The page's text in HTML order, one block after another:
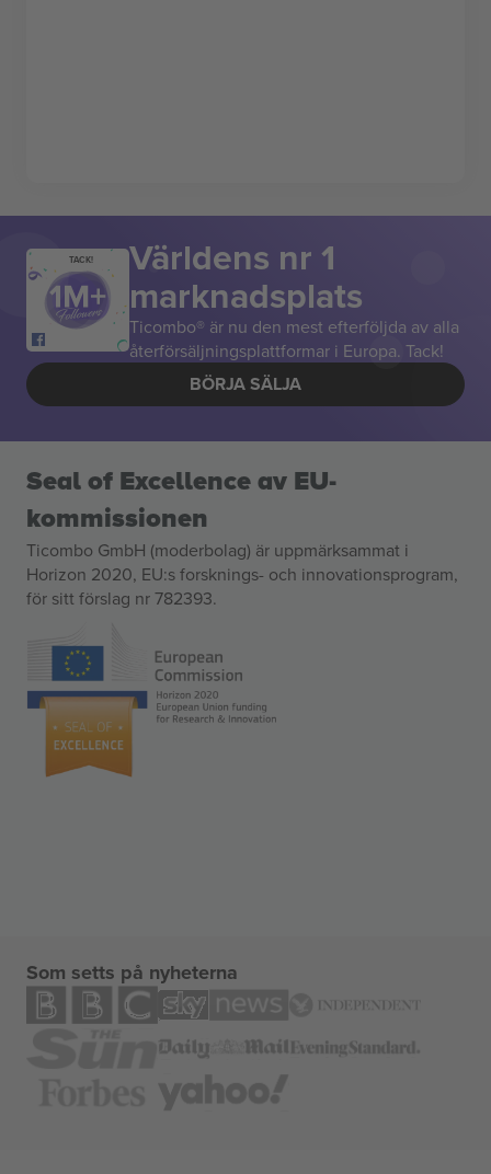
TACK! Världens nr 1
marknadsplats
Ticombo® är nu den mest efterföljda av alla
återförsäljningsplattformar i Europa. Tack!
BÖRJA SÄLJA
Seal of Excellence av EU-
kommissionen
Ticombo GmbH (moderbolag) är uppmärksammat i
Horizon 2020, EU:s forsknings- och innovationsprogram,
för sitt förslag nr 782393.
Som setts på nyheterna